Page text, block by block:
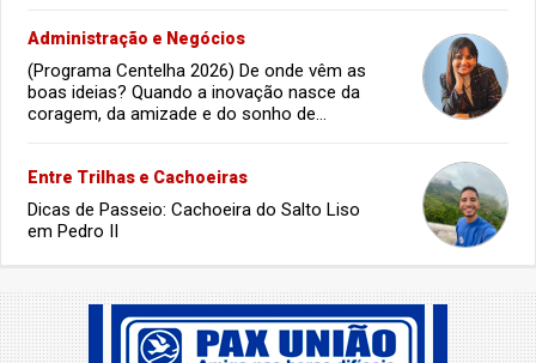
Administração e Negócios
(Programa Centelha 2026) De onde vêm as
boas ideias? Quando a inovação nasce da
coragem, da amizade e do sonho de
Entre Trilhas e Cachoeiras
Dicas de Passeio: Cachoeira do Salto Liso
em Pedro II